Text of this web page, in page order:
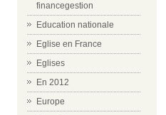
financegestion
Education nationale
Eglise en France
Eglises
En 2012
Europe